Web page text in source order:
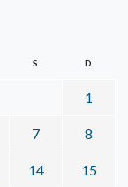
S D
1
7 8
14 15